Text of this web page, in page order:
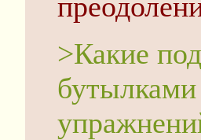
>Какие
бутылками